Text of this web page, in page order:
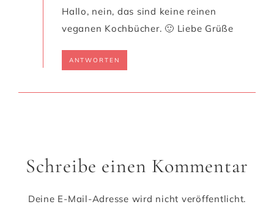
Hallo, nein, das sind keine reinen
veganen Kochbücher. 🙂 Liebe Grüße
ANTWORTEN
Schreibe einen Kommentar
Deine E-Mail-Adresse wird nicht veröffentlicht.